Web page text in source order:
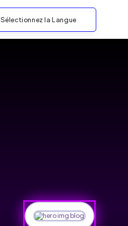
Sélectionnez la Langue